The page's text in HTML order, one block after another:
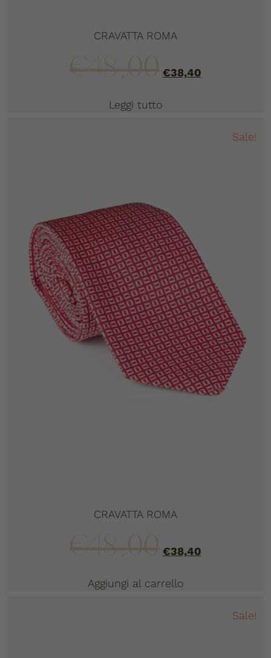
CRAVATTA ROMA
€48,00 €38,40
Leggi tutto
Sale!
CRAVATTA ROMA
€48,00 €38,40
Aggiungi al carrello
Sale!